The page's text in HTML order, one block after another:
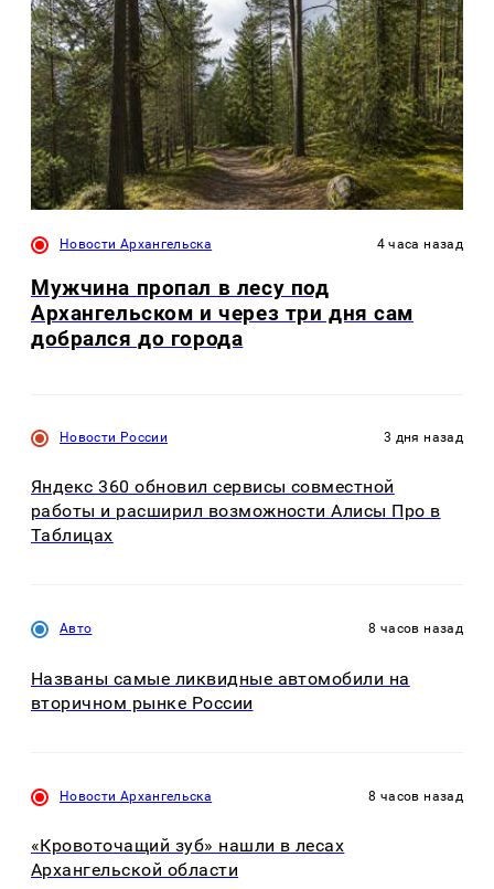
Новости Архангельска 4 часа назад
Мужчина пропал в лесу под
Архангельском и через три дня сам
добрался до города
Новости России 3 дня назад
Яндекс 360 обновил сервисы совместной
работы и расширил возможности Алисы Про в
Таблицах
Авто 8 часов назад
Названы самые ликвидные автомобили на
вторичном рынке России
Новости Архангельска 8 часов назад
«Кровоточащий зуб» нашли в лесах
Архангельской области